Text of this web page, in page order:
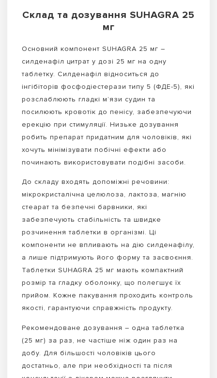
Склад та дозування SUHAGRA 25
мг
Основний компонент SUHAGRA 25 мг –
силденафіл цитрат у дозі 25 мг на одну
таблетку. Силденафіл відноситься до
інгібіторів фосфодіестерази типу 5 (ФДЕ-5), які
розслаблюють гладкі м’язи судин та
посилюють кровотік до пенісу, забезпечуючи
ерекцію при стимуляції. Низьке дозування
робить препарат придатним для чоловіків, які
хочуть мінімізувати побічні ефекти або
починають використовувати подібні засоби.
До складу входять допоміжні речовини:
мікрокристалічна целюлоза, лактоза, магнію
стеарат та безпечні барвники, які
забезпечують стабільність та швидке
розчинення таблетки в організмі. Ці
компоненти не впливають на дію силденафілу,
а лише підтримують його форму та засвоєння.
Таблетки SUHAGRA 25 мг мають компактний
розмір та гладку оболонку, що полегшує їх
прийом. Кожне пакування проходить контроль
якості, гарантуючи справжність продукту.
Рекомендоване дозування – одна таблетка
(25 мг) за раз, не частіше ніж один раз на
добу. Для більшості чоловіків цього
достатньо, але при необхідності та після